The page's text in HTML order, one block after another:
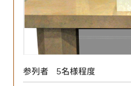
参列者
5名様程度